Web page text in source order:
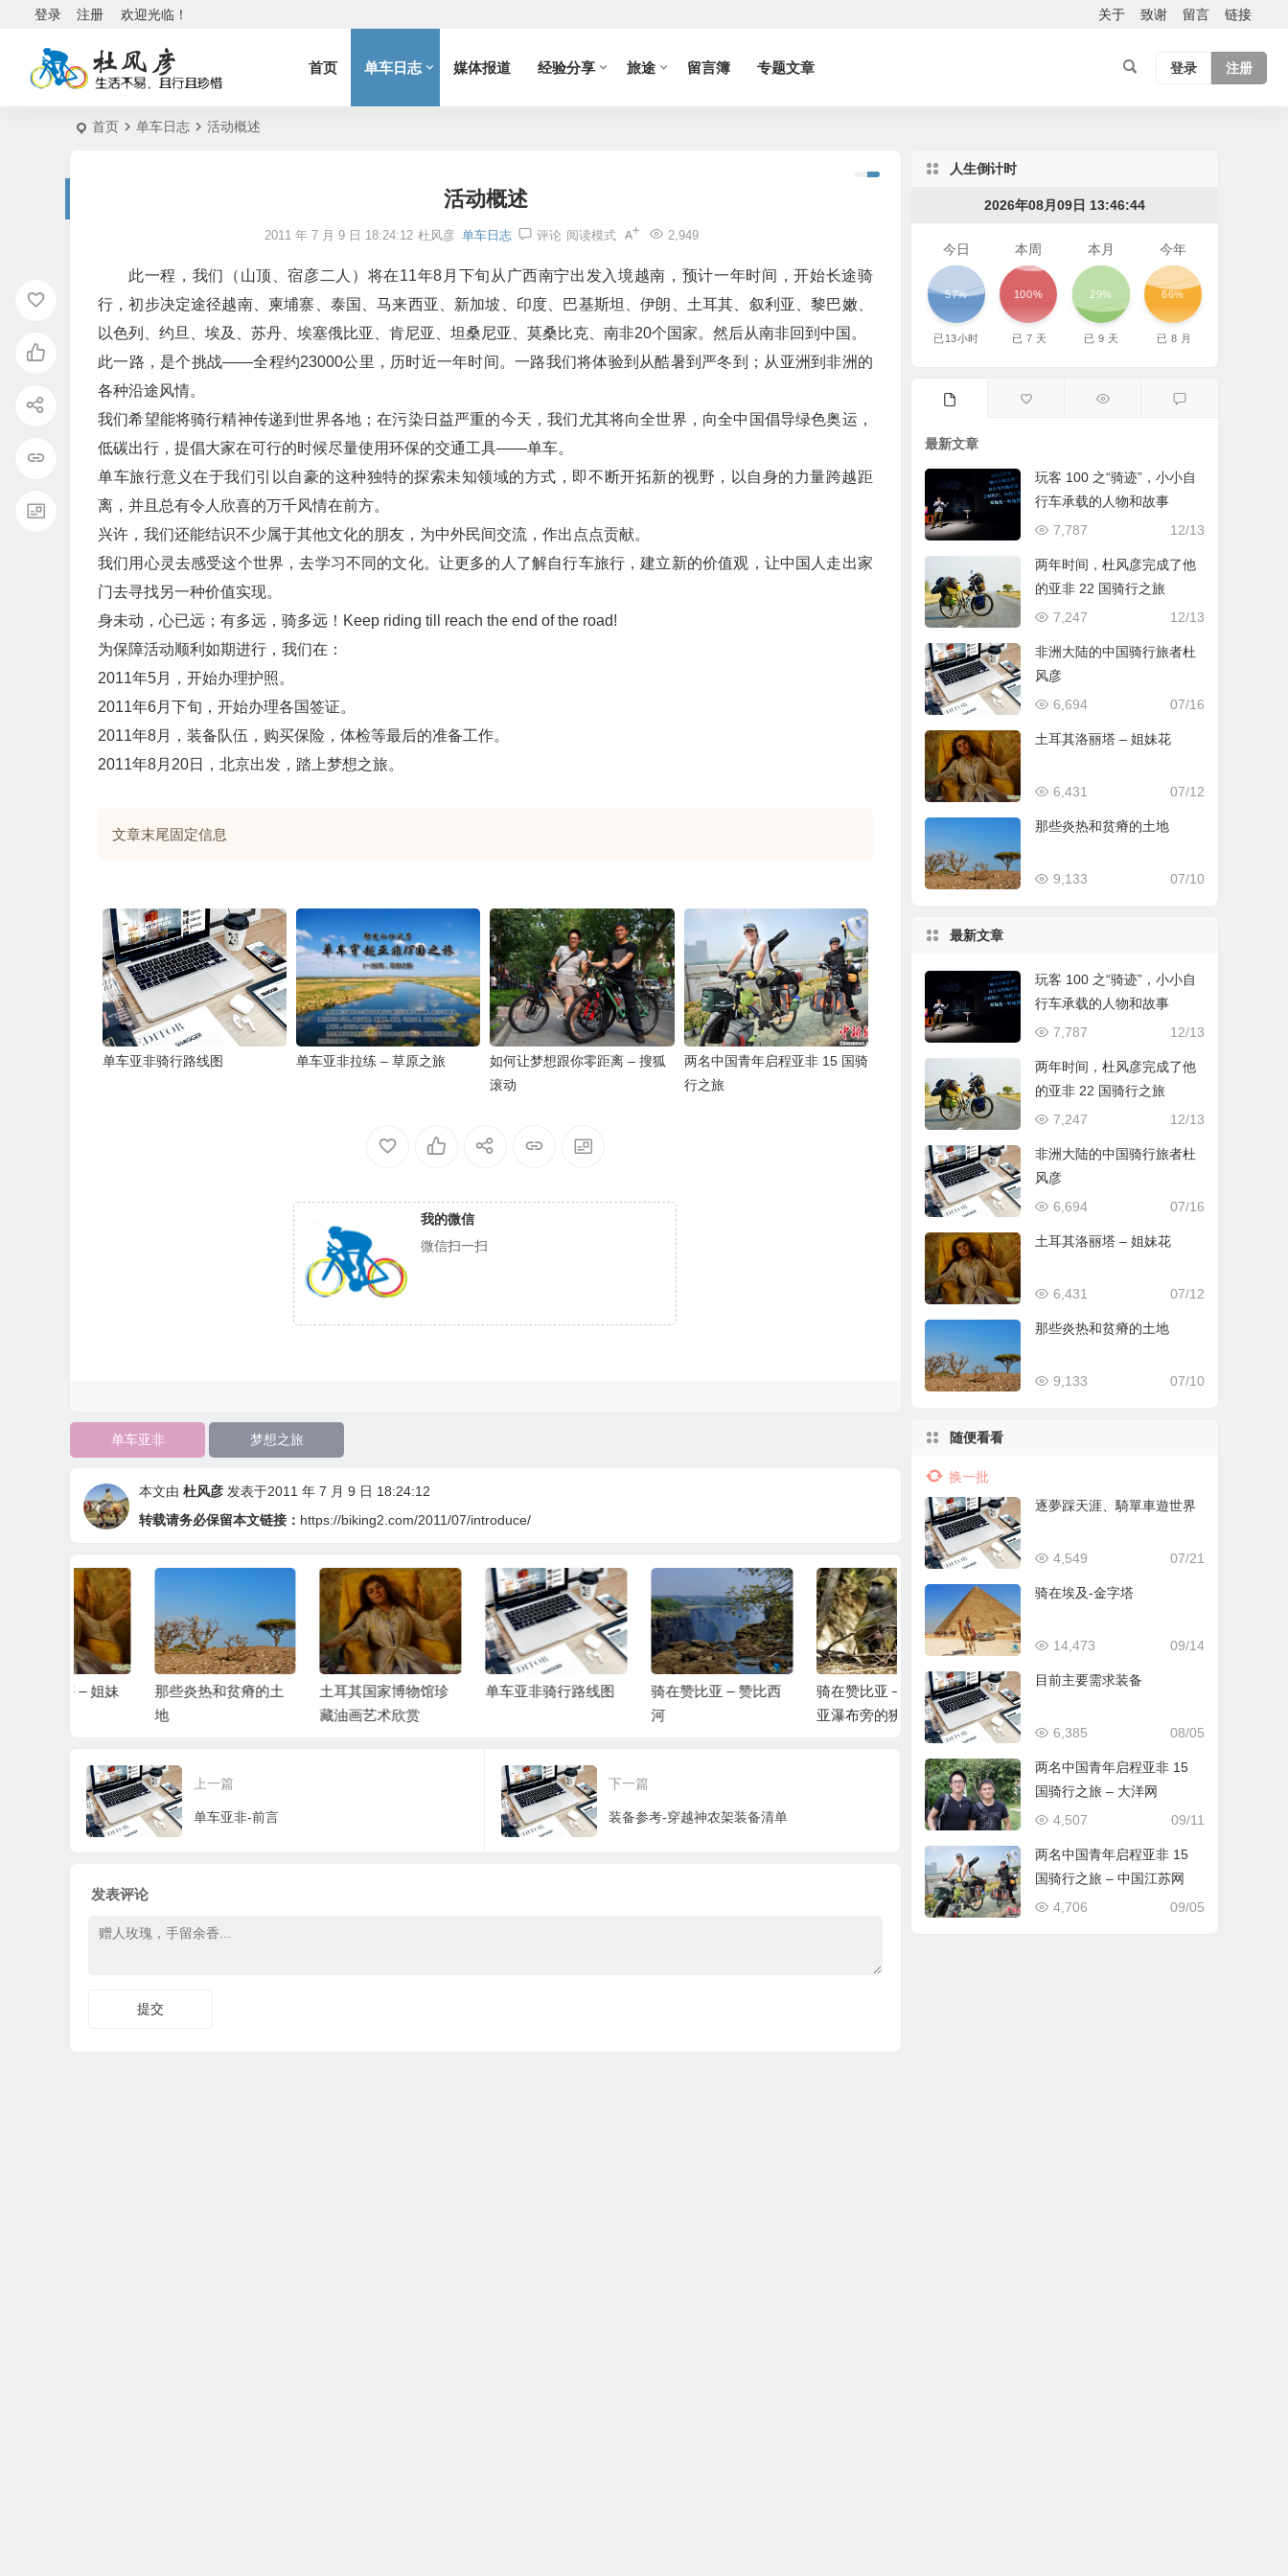
欢迎光临！
登录 注册 关于 致谢 留言 链接
首页 单车日志 媒体报道 经验分享 旅途 留言簿 专题文章 登录 注册
首页 单车日志 活动概述
活动概述
2011 年 7 月 9 日 18:24:12 杜风彦 单车日志 评论 2,949
阅读模式
此一程，我们（山顶、宿彦二人）将在11年8月下旬从广西南宁出发入境越南，预计一年时间，开始长途骑
行，初步决定途径越南、柬埔寨、泰国、马来西亚、新加坡、印度、巴基斯坦、伊朗、土耳其、叙利亚、黎巴嫩、
以色列、约旦、埃及、苏丹、埃塞俄比亚、肯尼亚、坦桑尼亚、莫桑比克、南非20个国家。然后从南非回到中国。
此一路，是个挑战——全程约23000公里，历时近一年时间。一路我们将体验到从酷暑到严冬到；从亚洲到非洲的
各种沿途风情。
我们希望能将骑行精神传递到世界各地；在污染日益严重的今天，我们尤其将向全世界，向全中国倡导绿色奥运，
低碳出行，提倡大家在可行的时候尽量使用环保的交通工具——单车。
单车旅行意义在于我们引以自豪的这种独特的探索未知领域的方式，即不断开拓新的视野，以自身的力量跨越距
离，并且总有令人欣喜的万千风情在前方。
兴许，我们还能结识不少属于其他文化的朋友，为中外民间交流，作出点点贡献。
我们用心灵去感受这个世界，去学习不同的文化。让更多的人了解自行车旅行，建立新的价值观，让中国人走出家
门去寻找另一种价值实现。
身未动，心已远；有多远，骑多远！Keep riding till reach the end of the road!
为保障活动顺利如期进行，我们在：
2011年5月，开始办理护照。
2011年6月下旬，开始办理各国签证。
2011年8月，装备队伍，购买保险，体检等最后的准备工作。
2011年8月20日，北京出发，踏上梦想之旅。
文章末尾固定信息
单车亚非骑行路线图 单车亚非拉练 – 草原之旅
如何让梦想跟你零距离 – 搜狐
滚动
两名中国青年启程亚非 15 国骑
行之旅
我的微信
微信扫一扫
单车亚非 梦想之旅
本文由 杜风彦 发表于2011 年 7 月 9 日 18:24:12
转载请务必保留本文链接： https://biking2.com/2011/07/introduce/
那些炎热和贫瘠的土
土耳其国家博物馆珍
藏油画艺术欣赏
单车亚非骑行路线图
骑在赞比亚 – 赞比西
骑在赞比亚 – 维多利
亚瀑布旁的狒狒
[ 组图 ] 骑在赞比亚的
路上
骑在赞比亚 – 品尝当
上一篇
单车亚非-前言
下一篇
装备参考-穿越神农架装备清单
发表评论
人生倒计时
2026年08月09日 13:46:44
今日
57%
已13小时
本周
100%
已 7 天
本月
29%
已 9 天
今年
66%
已 8 月
最新文章
玩客 100 之“骑迹”，小小自
行车承载的人物和故事
12/13
7,787
两年时间，杜风彦完成了他
的亚非 22 国骑行之旅
12/13
7,247
非洲大陆的中国骑行旅者杜
风彦
07/16
6,694
土耳其洛丽塔 – 姐妹花
07/12
6,431
那些炎热和贫瘠的土地
07/10
9,133
最新文章
玩客 100 之“骑迹”，小小自
行车承载的人物和故事
12/13
7,787
两年时间，杜风彦完成了他
的亚非 22 国骑行之旅
12/13
7,247
非洲大陆的中国骑行旅者杜
风彦
07/16
6,694
土耳其洛丽塔 – 姐妹花
07/12
6,431
那些炎热和贫瘠的土地
07/10
9,133
随便看看
换一批
逐夢踩天涯、騎單車遊世界
07/21
4,549
骑在埃及-金字塔
09/14
14,473
目前主要需求装备
08/05
6,385
两名中国青年启程亚非 15
国骑行之旅 – 大洋网
09/11
4,507
两名中国青年启程亚非 15
国骑行之旅 – 中国江苏网
09/05
4,706